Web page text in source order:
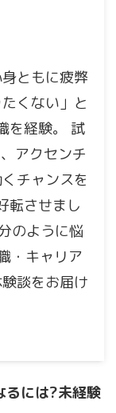
ともに疲弊
くない」と
を経験。 試
アクセンチ
チャンスを
転させまし
のように悩
・キャリア
談をお届け
るには?未経験